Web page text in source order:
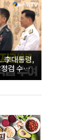
李대통령,
검 수치
검 수치